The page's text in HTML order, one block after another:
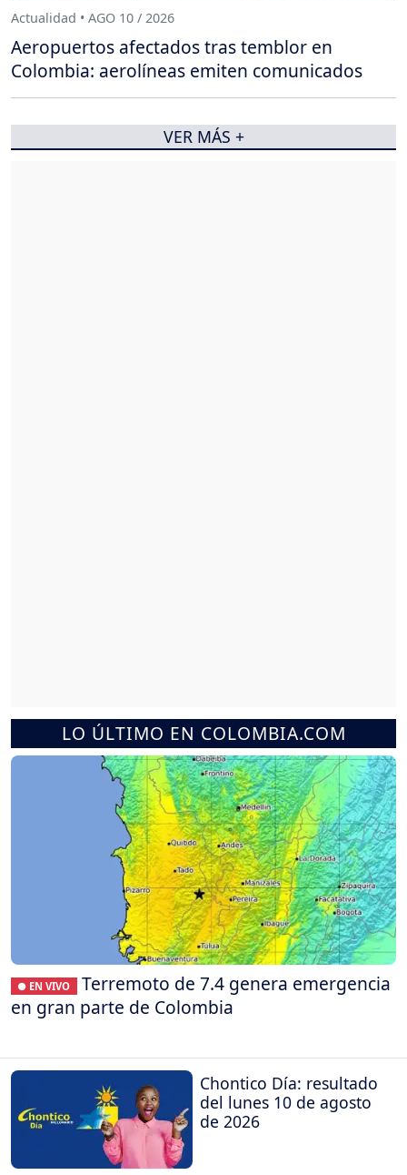
LO ÚLTIMO EN COLOMBIA.COM
● EN VIVO
Terremoto de 7.4 genera emergencia
en gran parte de Colombia
Chontico Día: resultado
del lunes 10 de agosto
de 2026
Actualidad • AGO 10 / 2026
Aeropuertos afectados tras temblor en
Colombia: aerolíneas emiten comunicados
VER MÁS +